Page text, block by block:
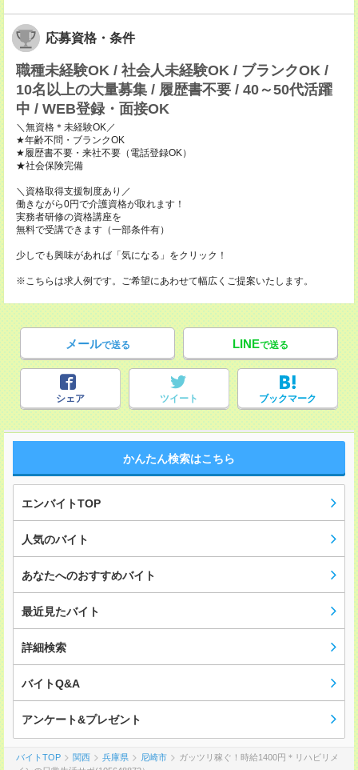
応募資格・条件
職種未経験OK / 社会人未経験OK / ブランクOK /
10名以上の大量募集 / 履歴書不要 / 40～50代活躍
中 / WEB登録・面接OK
＼無資格＊未経験OK／
★年齢不問・ブランクOK
★履歴書不要・来社不要（電話登録OK）
★社会保険完備
＼資格取得支援制度あり／
働きながら0円で介護資格が取れます！
実務者研修の資格講座を
無料で受講できます（一部条件有）
少しでも興味があれば「気になる」をクリック！
※こちらは求人例です。ご希望にあわせて幅広くご提案いたします。
メールで送る LINEで送る
シェア ツイート ブックマーク
かんたん検索はこちら
エンバイトTOP
人気のバイト
あなたへのおすすめバイト
最近見たバイト
詳細検索
バイトQ&A
アンケート&プレゼント
バイトTOP 関西 兵庫県 尼崎市
ガッツリ稼ぐ！時給1400円＊リハビリメ